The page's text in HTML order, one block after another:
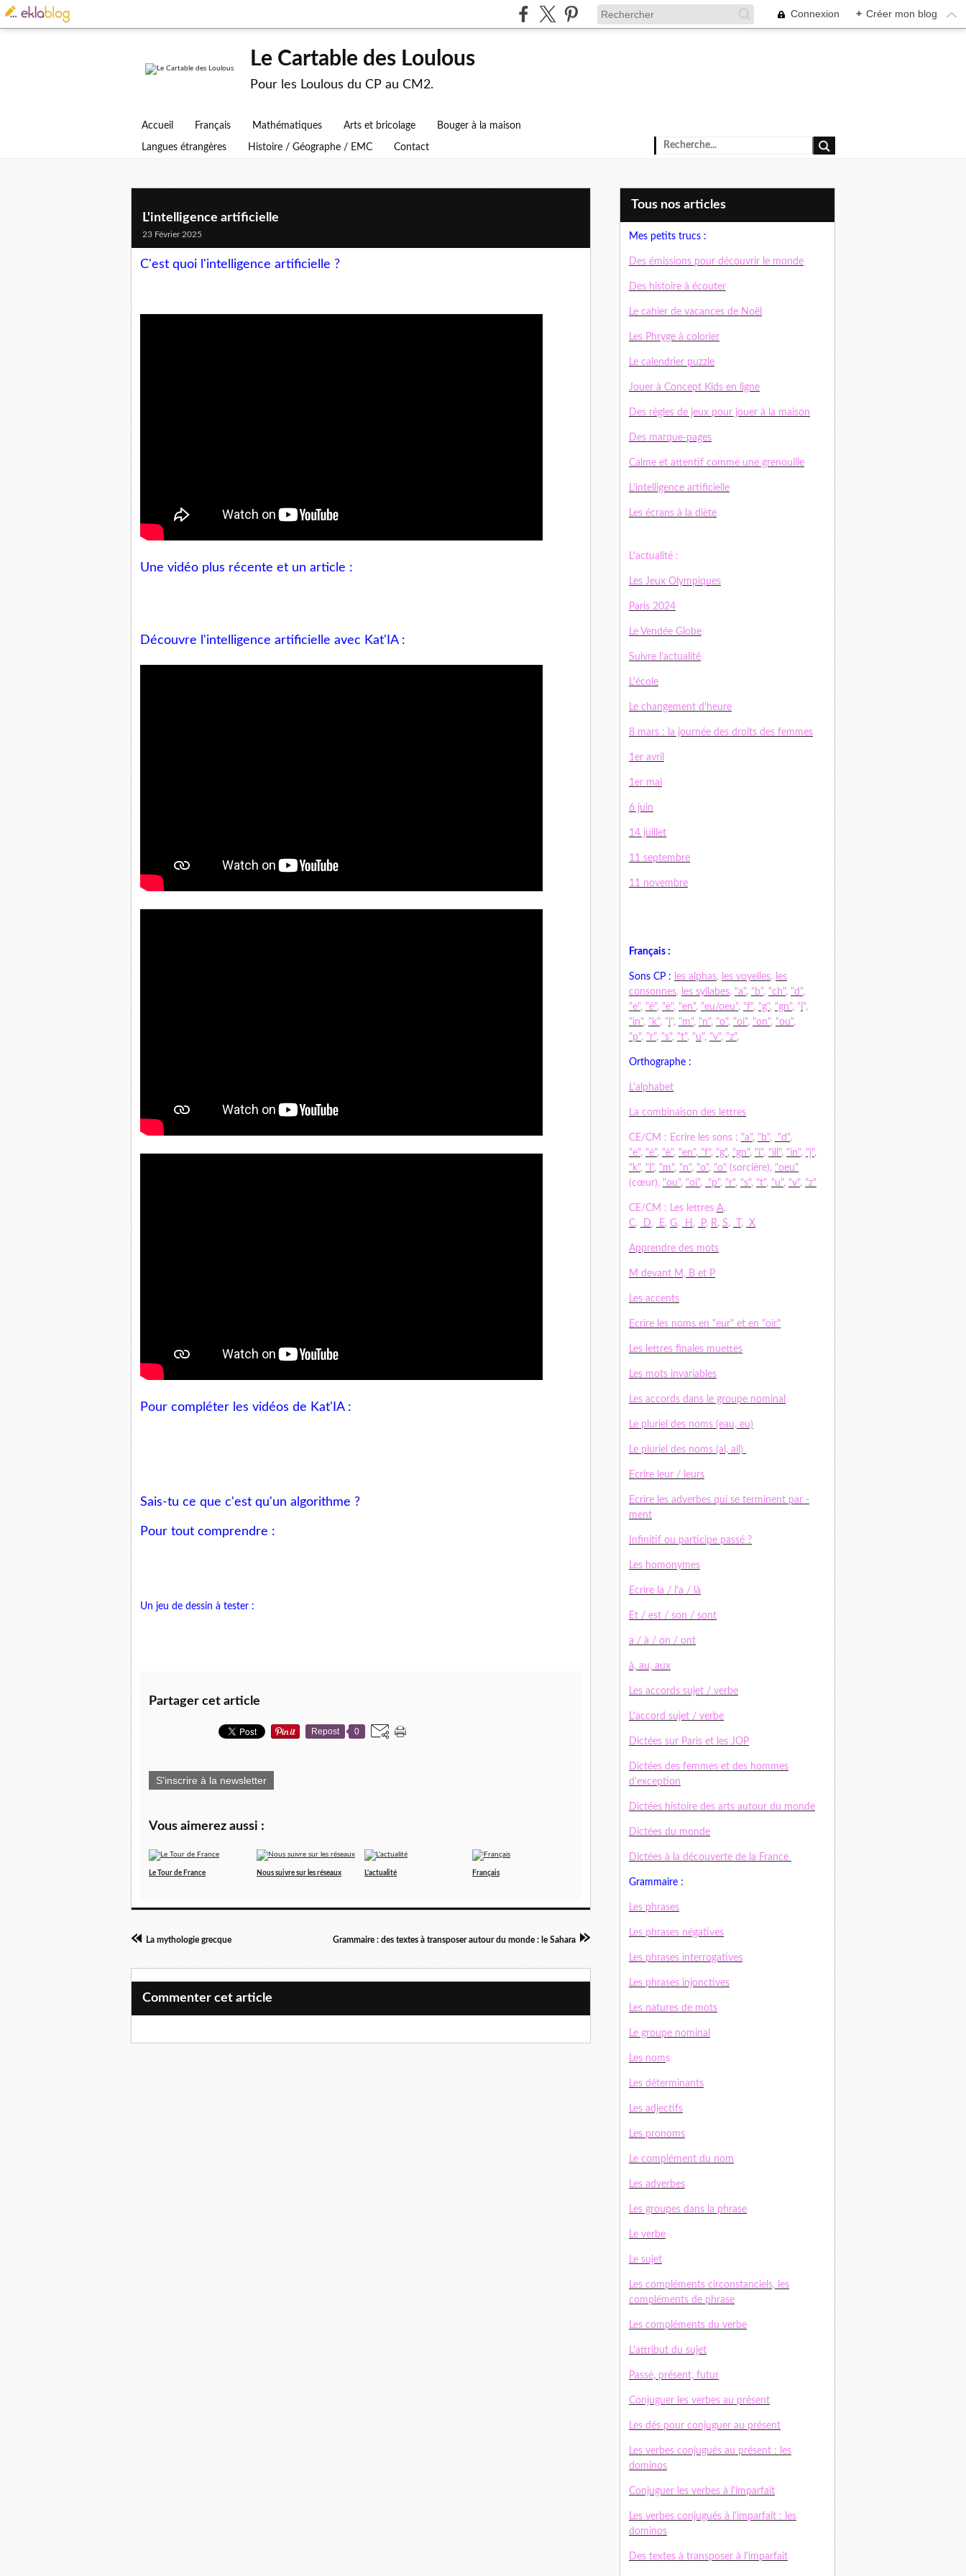
Connexion + Créer mon blog
Le Cartable des Loulous
Pour les Loulous du CP au CM2.
Accueil Français Mathématiques Arts et bricolage Bouger à la maison
Langues étrangères Histoire / Géographe / EMC Contact
L'intelligence artificielle
23 Février 2025
C'est quoi l'intelligence artificielle ?
Une vidéo plus récente et un article :
Découvre l'intelligence artificielle avec Kat'IA :
Pour compléter les vidéos de Kat'IA :
Sais-tu ce que c'est qu'un algorithme ?
Pour tout comprendre :
Un jeu de dessin à tester :
Partager cet article
Repost 0
S'inscrire à la newsletter
Vous aimerez aussi :
Le Tour de France Nous suivre sur les réseaux L'actualité Français
La mythologie grecque Grammaire : des textes à transposer autour du monde : le Sahara
Commenter cet article
Tous nos articles
Mes petits trucs :
Des émissions pour découvrir le monde
Des histoire à écouter
Le cahier de vacances de Noël
Les Phryge à colorier
Le calendrier puzzle
Jouer à Concept Kids en ligne
Des règles de jeux pour jouer à la maison
Des marque-pages
Calme et attentif comme une grenouille
L'intelligence artificielle
Les écrans à la diète
L'actualité :
Les Jeux Olympiques
Paris 2024
Le Vendée Globe
Suivre l'actualité
L'école
Le changement d'heure
8 mars : la journée des droits des femmes
1er avril
1er mai
6 juin
14 juillet
11 septembre
11 novembre
Français :
Sons CP : les alphas, les voyelles, les
consonnes, les syllabes, "a", "b", "ch", "d",
"e", "é", "è", "en", "eu/oeu", "f", "g", "gn", "i",
"in", "k", " ", "m", "n", "o", "oi", "on", "ou",
"p", "r", "s", "t", "u", "v", "z",
Orthographe :
L'alphabet
La combinaison des lettres
CE/CM : Ecrire les sons : "a", "b", "d",
"e", "é", "è", "en", "f", "g", "gn", "i", "ill", "in", "j",
"k", "l", "m", "n", "o", "o" (sorcière), "oeu"
(cœur), "ou", "oi", "p", "r", "s", "t", "u", "v", "z"
CE/CM : Les lettres A,
C, D, E, G, H , P, R, S, , X
Apprendre des mots
M devant M, B et P
Les accents
Ecrire les noms en "eur" et en "oir"
Les lettres finales muettes
Les mots invariables
Les accords dans le groupe nominal
Le pluriel des noms (eau, eu)
Le pluriel des noms (al, ail)
Ecrire leur / leurs
Ecrire les adverbes qui se terminent par -
ment
Infinitif ou participe passé ?
Les homonymes
Ecrire la / l'a / là
Et / est / son / sont
a / à / on / ont
à, au, aux
Les accords sujet / verbe
L'accord sujet / verbe
Dictées sur Paris et les JOP
Dictées des femmes et des hommes
d'exception
Dictées histoire des arts autour du monde
Dictées du monde
Dictées à la découverte de la France
Grammaire :
Les phrases
Les phrases négatives
Les phrases interrogatives
Les phrases injonctives
Les natures de mots
Le groupe nominal
Les noms
Les déterminants
Les adjectifs
Les pronoms
Le complément du nom
Les adverbes
Les groupes dans la phrase
Le verbe
Le sujet
Les compléments circonstanciels, les
compléments de phrase
Les compléments du verbe
L'attribut du sujet
Passé, présent, futur
Conjuguer les verbes au présent
Les dés pour conjuguer au présent
Les verbes conjugués au présent : les
dominos
Conjuguer les verbes à l'imparfait
Les verbes conjugués à l'imparfait : les
dominos
Des textes à transposer à l'imparfait